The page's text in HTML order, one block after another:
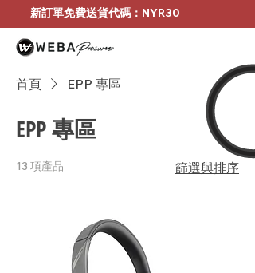
新訂單免費送貨代碼：NYR30
首頁 EPP 專區
EPP 專區
13 項產品 篩選與排序